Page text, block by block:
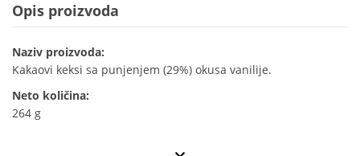
Opis proizvoda
Naziv proizvoda:
Kakaovi keksi sa punjenjem (29%) okusa vanilije.
Neto količina:
264 g